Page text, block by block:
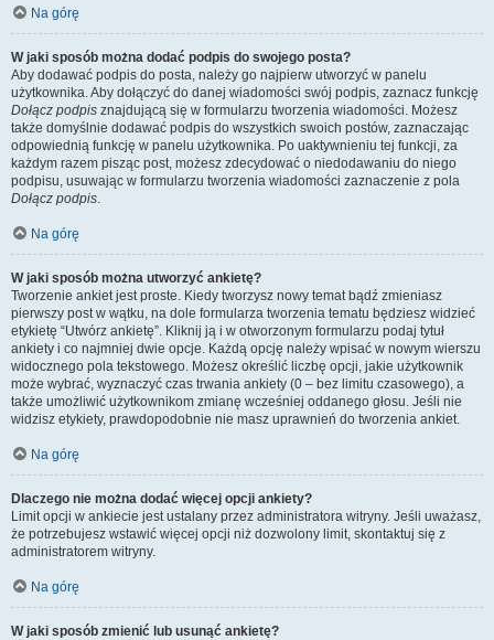
Na górę
W jaki sposób można dodać podpis do swojego posta?
Aby dodawać podpis do posta, należy go najpierw utworzyć w panelu
użytkownika. Aby dołączyć do danej wiadomości swój podpis, zaznacz funkcję
Dołącz podpis znajdującą się w formularzu tworzenia wiadomości. Możesz
także domyślnie dodawać podpis do wszystkich swoich postów, zaznaczając
odpowiednią funkcję w panelu użytkownika. Po uaktywnieniu tej funkcji, za
każdym razem pisząc post, możesz zdecydować o niedodawaniu do niego
podpisu, usuwając w formularzu tworzenia wiadomości zaznaczenie z pola
Dołącz podpis.
Na górę
W jaki sposób można utworzyć ankietę?
Tworzenie ankiet jest proste. Kiedy tworzysz nowy temat bądź zmieniasz
pierwszy post w wątku, na dole formularza tworzenia tematu będziesz widzieć
etykietę “Utwórz ankietę”. Kliknij ją i w otworzonym formularzu podaj tytuł
ankiety i co najmniej dwie opcje. Każdą opcję należy wpisać w nowym wierszu
widocznego pola tekstowego. Możesz określić liczbę opcji, jakie użytkownik
może wybrać, wyznaczyć czas trwania ankiety (0 – bez limitu czasowego), a
także umożliwić użytkownikom zmianę wcześniej oddanego głosu. Jeśli nie
widzisz etykiety, prawdopodobnie nie masz uprawnień do tworzenia ankiet.
Na górę
Dlaczego nie można dodać więcej opcji ankiety?
Limit opcji w ankiecie jest ustalany przez administratora witryny. Jeśli uważasz,
że potrzebujesz wstawić więcej opcji niż dozwolony limit, skontaktuj się z
administratorem witryny.
Na górę
W jaki sposób zmienić lub usunąć ankietę?